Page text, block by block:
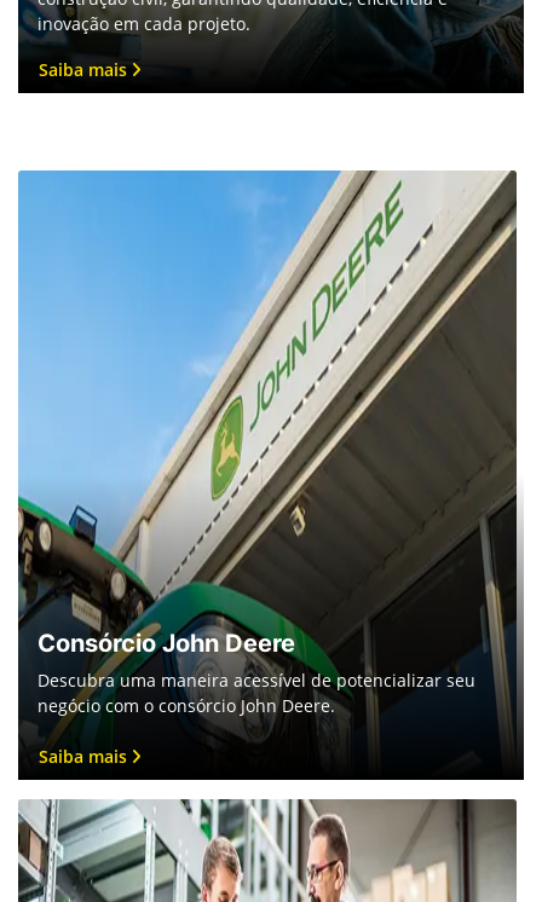
Descubra uma maneira acessível de potencializar seu
negócio com o consórcio John Deere.
Peças
Garanta a durabilidade e eficiência do seu equipamento
com as peças originais John Deere.
Conheça nosso catálogo